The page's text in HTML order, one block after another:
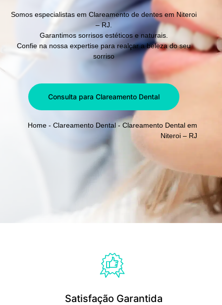
Somos especialistas em Clareamento de dentes em Niteroi
– RJ.
Garantimos sorrisos estéticos e naturais.
Confie na nossa expertise para realçar a beleza do seu
sorriso
Consulta para Clareamento Dental
Home - Clareamento Dental - Clareamento Dental em
Niteroi – RJ
Satisfação Garantida